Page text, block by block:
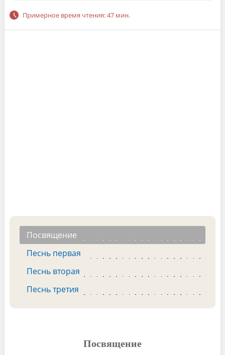
Примерное время чтения: 47 мин.
Посвящение
Песнь первая
Песнь вторая
Песнь третия
Посвящение